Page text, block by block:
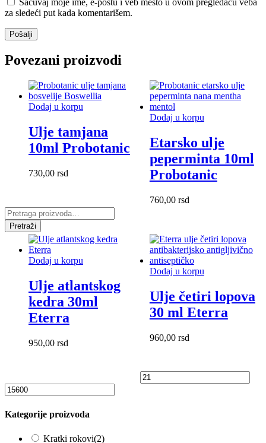
Sačuvaj moje ime, e-poštu i veb mesto u ovom pregledaču veba
za sledeći put kada komentarišem.
Povezani proizvodi
Dodaj u korpu
Ulje tamjana
10ml Probotanic
730,00 rsd
Dodaj u korpu
Etarsko ulje
peperminta 10ml
Probotanic
760,00 rsd
Dodaj u korpu
Ulje atlantskog
kedra 30ml
Eterra
950,00 rsd
Dodaj u korpu
Ulje četiri lopova
30 ml Eterra
960,00 rsd
Pretraga
za:Pretraži
Kategorije proizvoda
Kratki rokovi(2)